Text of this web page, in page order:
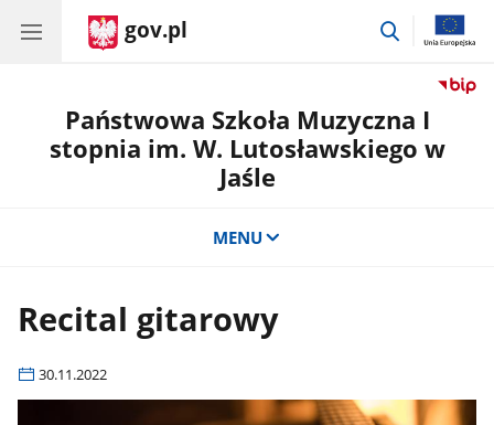
gov.pl
przejdź
Państwowa Szkoła Muzyczna I
stopnia im. W. Lutosławskiego w
Jaśle
MENU
Recital gitarowy
30.11.2022